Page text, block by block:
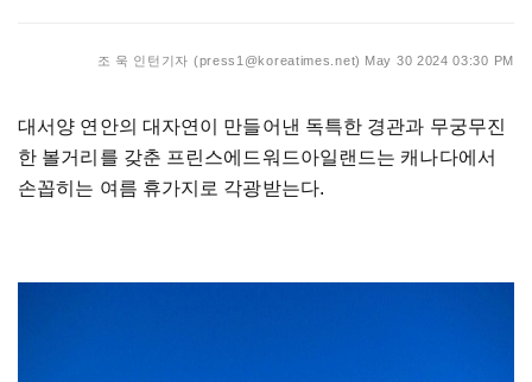
조 욱 인턴기자 (press1@koreatimes.net) May 30 2024 03:30 PM
대서양 연안의 대자연이 만들어낸 독특한 경관과 무궁무진
한 볼거리를 갖춘 프린스에드워드아일랜드는 캐나다에서
손꼽히는 여름 휴가지로 각광받는다.